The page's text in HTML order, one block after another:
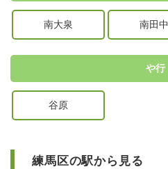
南大泉 南田中
や行
谷原
練馬区の駅から見る